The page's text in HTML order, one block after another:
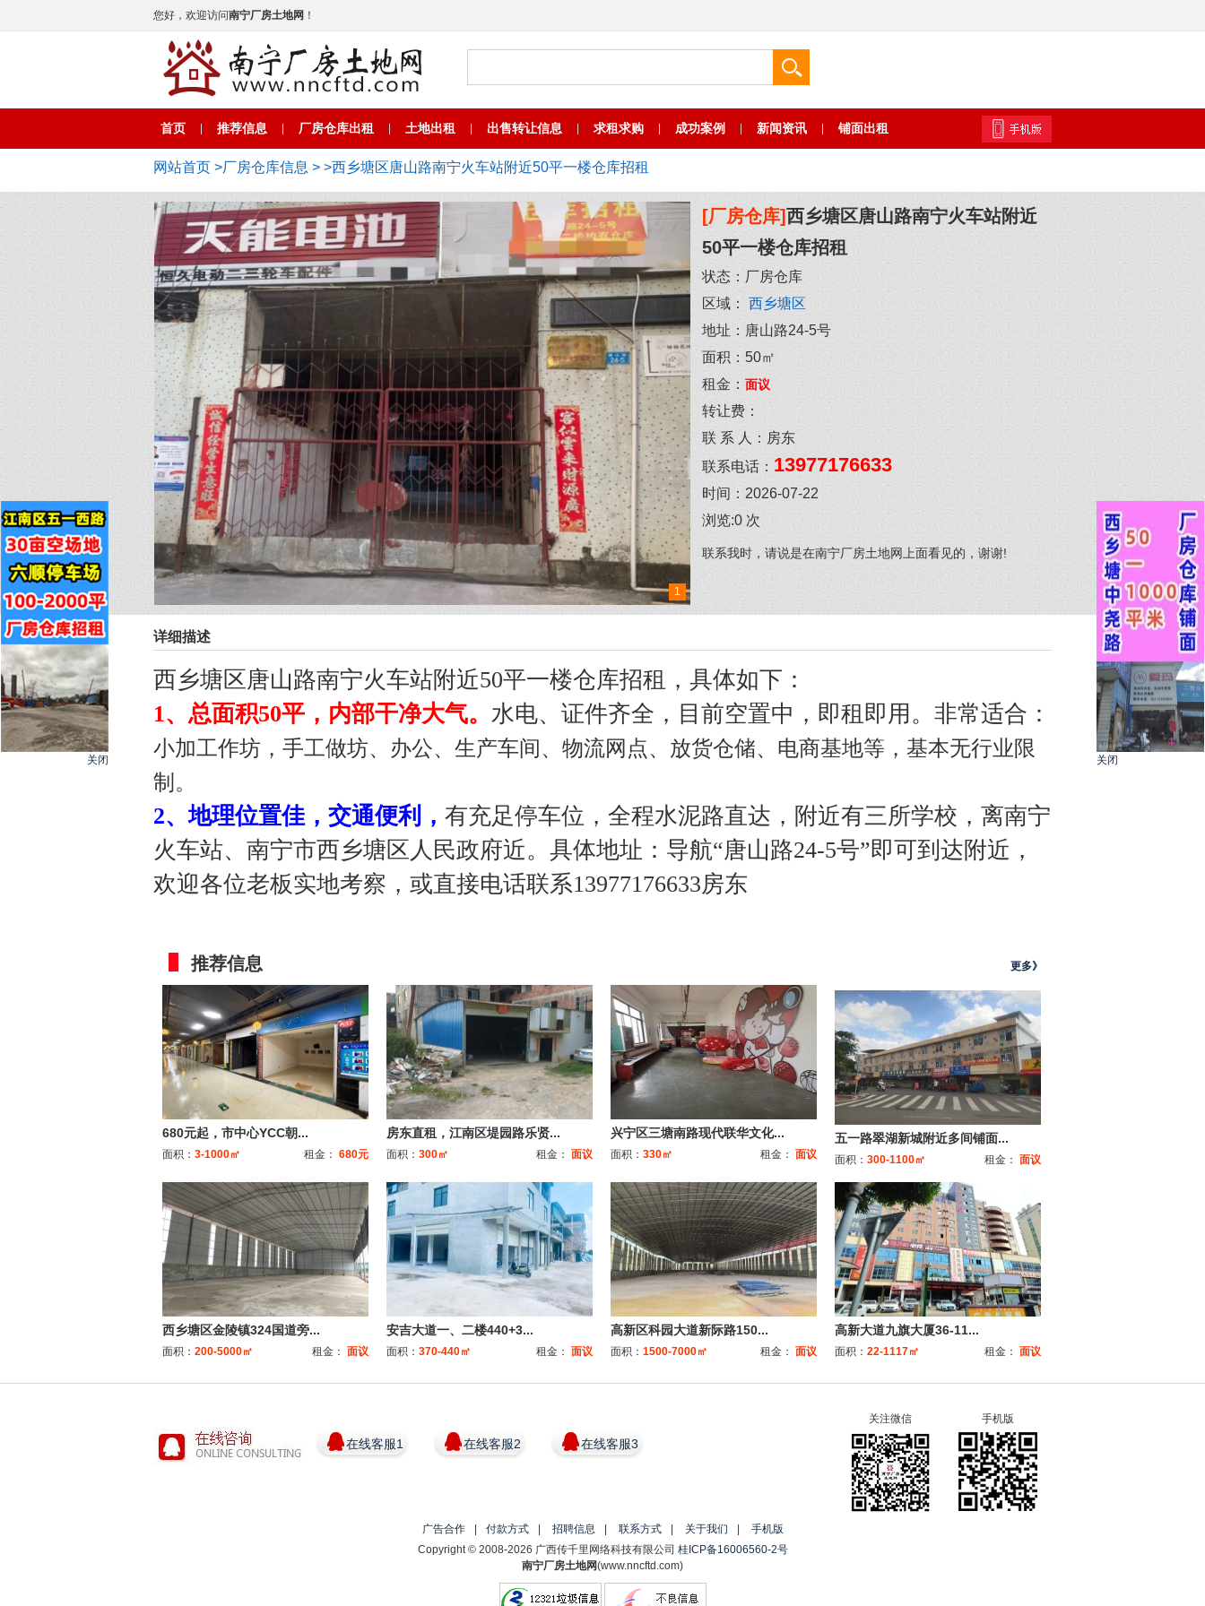
您好，欢迎访问南宁厂房土地网 ！
首页 推荐信息 厂房仓库出租 土地出租 出售转让信息 求租求购 成功案例 新闻资讯 铺面出租
网站首页 >厂房仓库信息 > >西乡塘区唐山路南宁火车站附近50平一楼仓库招租
[厂房仓库]西乡塘区唐山路南宁火车站附近
50平一楼仓库招租
状态： 厂房仓库
区域：
西乡塘区
地址： 唐山路24-5号
面积： 50㎡
租金： 面议
转让费：
联 系 人： 房东
联系电话： 13977176633
时间： 2026-07-22
浏览:0 次
联系我时，请说是在南宁厂房土地网上面看见的，谢谢!
1
详细描述
西乡塘区唐山路南宁火车站附近50平一楼仓库招租 ，具体如下：
1、总面积50平，内部干净大气。 水电、证件齐全，目前空置中，即租即用。非常适合：
小加工作坊，手工做坊、办公、生产车间、物流网点、放货仓储、电商基地等，基本无行业限
制。
2、地理位置佳，交通便利， 有充足停车位，全程水泥路直达，附近有三所学校，离南宁
火车站、南宁市西乡塘区人民政府近。具体地址：导航“唐山路24-5号”即可到达附近，
欢迎各位老板实地考察，或直接电话联系13977176633房东
推荐信息 更多》
680元起，市中心YCC朝...
面积： 3-1000㎡ 租金： 680元
房东直租，江南区堤园路乐贤...
面积： 300㎡ 租金： 面议
兴宁区三塘南路现代联华文化...
面积： 330㎡ 租金： 面议
五一路翠湖新城附近多间铺面...
面积： 300-1100㎡ 租金： 面议
西乡塘区金陵镇324国道旁...
面积： 200-5000㎡ 租金： 面议
安吉大道一、二楼440+3...
面积： 370-440㎡ 租金： 面议
高新区科园大道新际路150...
面积： 1500-7000㎡ 租金： 面议
高新大道九旗大厦36-11...
面积： 22-1117㎡ 租金： 面议
在线客服1 在线客服2 在线客服3
关注微信 手机版
广告合作 付款方式 招聘信息 联系方式 关于我们
手机版
Copyright © 2008-2026 广西传千里网络科技有限公司 桂ICP备16006560-2号
南宁厂房土地网(www.nncftd.com)
关闭 关闭